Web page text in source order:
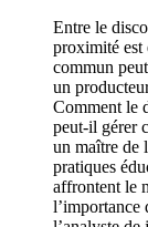
Entre le
proximité est
commun
un
Comment le
peut-il gérer
un maître de
pratiques
affrontent le
l’importance